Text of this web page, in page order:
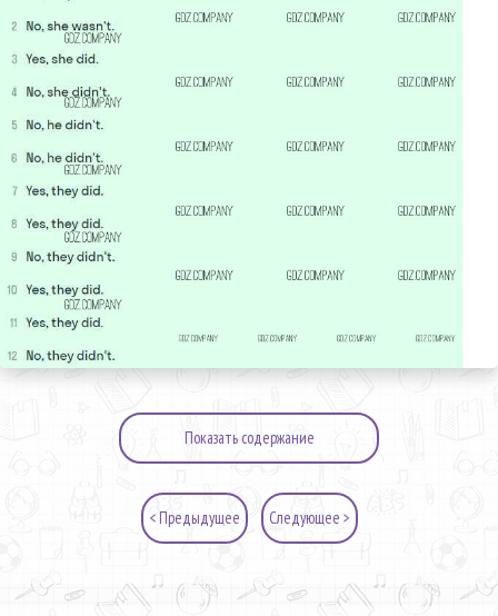
Показать содержание
< Предыдущее Следующее >